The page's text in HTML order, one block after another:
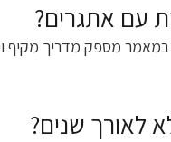
עם אתגרים?
מספק מדריך מקיף
לאורך שנים?